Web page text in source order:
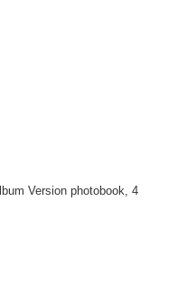
Version photobook, 4